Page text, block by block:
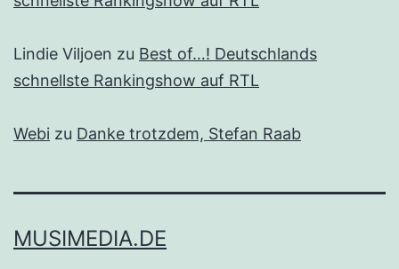
Lindie Viljoen zu Best of…! Deutschlands
schnellste Rankingshow auf RTL
Webi zu Danke trotzdem, Stefan Raab
MUSIMEDIA.DE